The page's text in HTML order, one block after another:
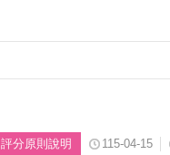
分原則說明 115-04-15